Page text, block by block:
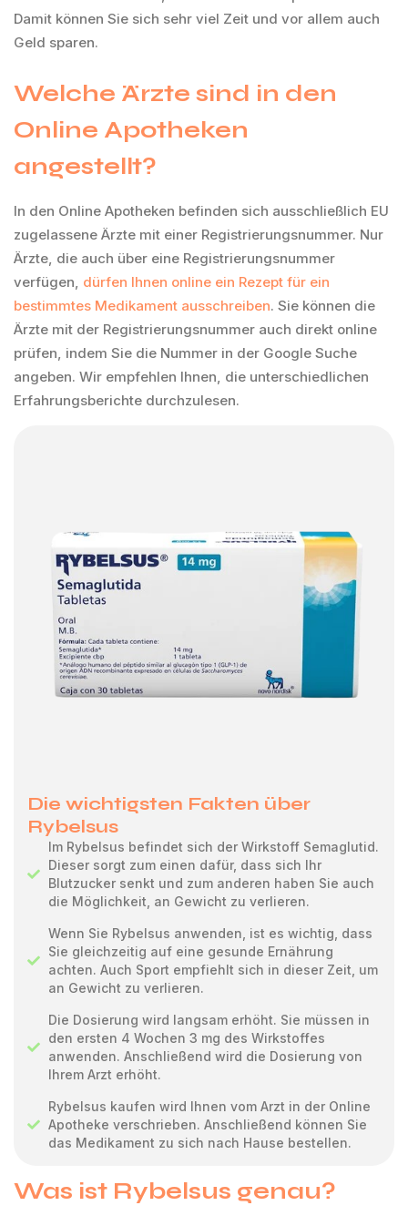
Damit können Sie sich sehr viel Zeit und vor allem auch
Geld sparen.
Welche Ärzte sind in den
Online Apotheken
angestellt?
In den Online Apotheken befinden sich ausschließlich EU
zugelassene Ärzte mit einer Registrierungsnummer. Nur
Ärzte, die auch über eine Registrierungsnummer
verfügen, dürfen Ihnen online ein Rezept für ein
bestimmtes Medikament ausschreiben. Sie können die
Ärzte mit der Registrierungsnummer auch direkt online
prüfen, indem Sie die Nummer in der Google Suche
angeben. Wir empfehlen Ihnen, die unterschiedlichen
Erfahrungsberichte durchzulesen.
Die wichtigsten Fakten über
Rybelsus
Im Rybelsus befindet sich der Wirkstoff Semaglutid.
Dieser sorgt zum einen dafür, dass sich Ihr
Blutzucker senkt und zum anderen haben Sie auch
die Möglichkeit, an Gewicht zu verlieren.
Wenn Sie Rybelsus anwenden, ist es wichtig, dass
Sie gleichzeitig auf eine gesunde Ernährung
achten. Auch Sport empfiehlt sich in dieser Zeit, um
an Gewicht zu verlieren.
Die Dosierung wird langsam erhöht. Sie müssen in
den ersten 4 Wochen 3 mg des Wirkstoffes
anwenden. Anschließend wird die Dosierung von
Ihrem Arzt erhöht.
Rybelsus kaufen wird Ihnen vom Arzt in der Online
Apotheke verschrieben. Anschließend können Sie
das Medikament zu sich nach Hause bestellen.
Was ist Rybelsus genau?